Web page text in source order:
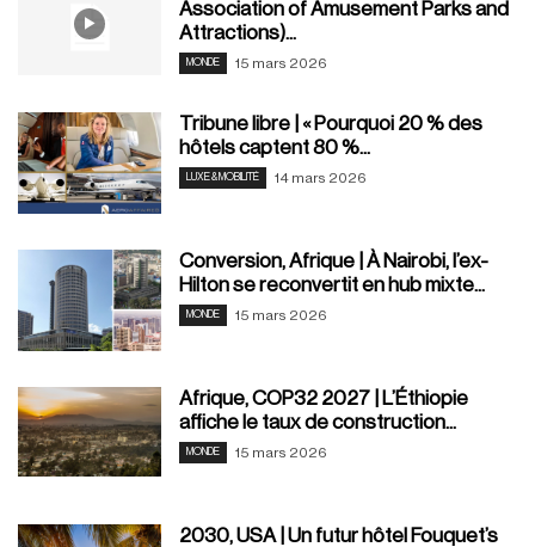
Association of Amusement Parks and
Attractions)...
MONDE 15 mars 2026
Tribune libre | « Pourquoi 20 % des
hôtels captent 80 %...
LUXE & MOBILITÉ 14 mars 2026
Conversion, Afrique | À Nairobi, l’ex-
Hilton se reconvertit en hub mixte...
MONDE 15 mars 2026
Afrique, COP32 2027 | L’Éthiopie
affiche le taux de construction...
MONDE 15 mars 2026
2030, USA | Un futur hôtel Fouquet’s